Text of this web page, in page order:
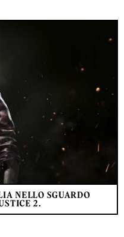
NELLO SGUARDO
2.